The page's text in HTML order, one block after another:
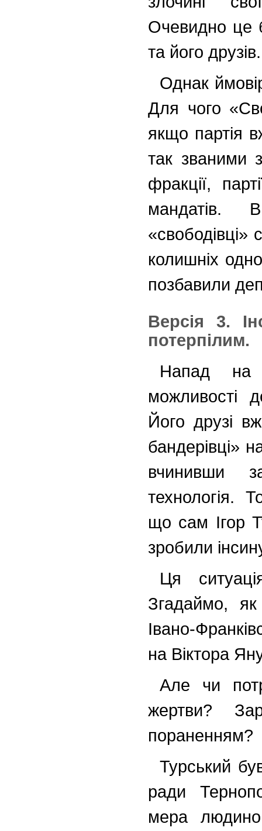
Очевидно це
та його
Однак
Для чого
якщо партія
так званими
фракції,
мандатів.
«свободівці»
колишніх
позбавили
Версія 3.
потерпілим.
Напад на
можливості
Його друзі
бандерівці»
вчинивши
технологія.
що сам Ігор
зробили
Ця
Згадаймо,
Івано-
на Віктора
Але чи
жертви?
пораненням?
Турський
ради
мера